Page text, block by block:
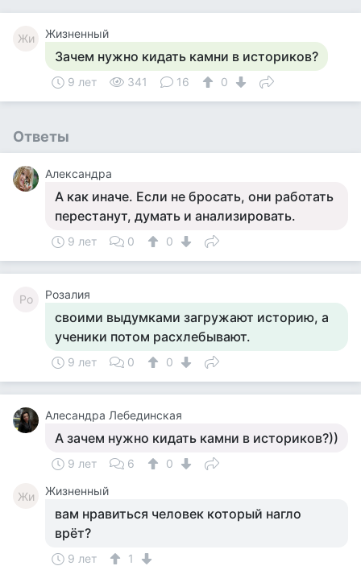
Жи Жизненный
Зачем нужно кидать камни в историков?
9 лет 341 16 0
Ответы
Александра
А как иначе. Если не бросать, они работать
перестанут, думать и анализировать.
9 лет 0 0
Ро Розалия
своими выдумками загружают историю, а
ученики потом расхлебывают.
9 лет 0 0
Алесандра Лебединская
А зачем нужно кидать камни в историков?))
9 лет 6 0
Жи Жизненный
вам нравиться человек который нагло
врёт?
9 лет
1